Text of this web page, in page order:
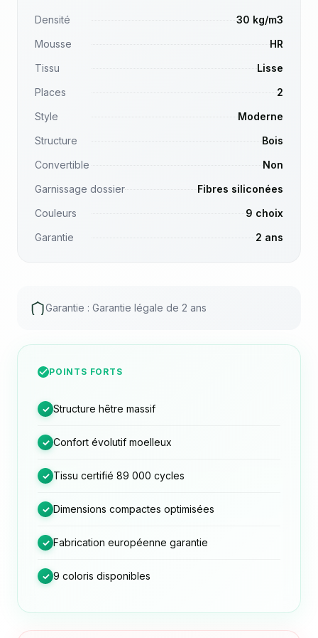
Densité
30 kg/m3
Mousse
HR
Tissu
Lisse
Places
2
Style
Moderne
Structure
Bois
Convertible
Non
Garnissage dossier
Fibres siliconées
Couleurs
9 choix
Garantie
2 ans
Garantie : Garantie légale de 2 ans
POINTS FORTS
✓ Structure hêtre massif
✓ Confort évolutif moelleux
✓ Tissu certifié 89 000 cycles
✓ Dimensions compactes optimisées
✓ Fabrication européenne garantie
✓ 9 coloris disponibles